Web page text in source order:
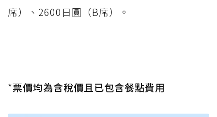
席）、2600日圓（B席）。
*票價均為含稅價且已包含餐點費用